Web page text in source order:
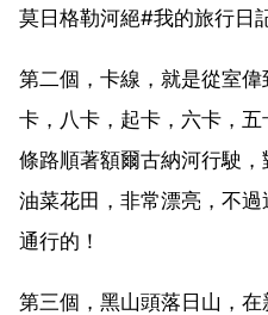
莫日格勒河絕#我的旅行日
第二個，卡線，就是從室
卡，八卡，起卡，六卡，
條路順著額爾古納河行駛，
油菜花田，非常漂亮，不
通行的！
第三個，黑山頭落日山，